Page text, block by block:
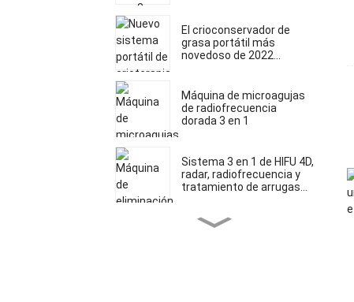
El crioconservador de
grasa portátil más
novedoso de 2022...
Máquina de microagujas
de radiofrecuencia
dorada 3 en 1
Sistema 3 en 1 de HIFU 4D,
radar, radiofrecuencia y
tratamiento de arrugas...